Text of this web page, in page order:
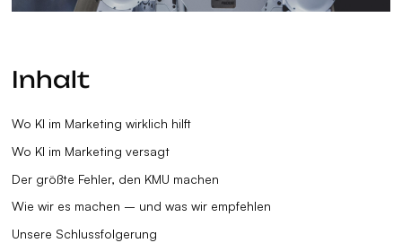
Inhalt
Wo KI im Marketing wirklich hilft
Wo KI im Marketing versagt
Der größte Fehler, den KMU machen
Wie wir es machen – und was wir empfehlen
Unsere Schlussfolgerung